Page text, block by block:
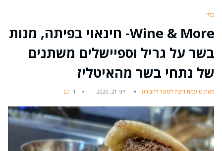
כללי
Wine & More- חינאוי בפיתה, מנות
בשר על גריל וספיישלים משתנים
של נתחי בשר מהאיטליז
מאת טועמת ורצה לספר לחב'רה יוני 21, 2020 1